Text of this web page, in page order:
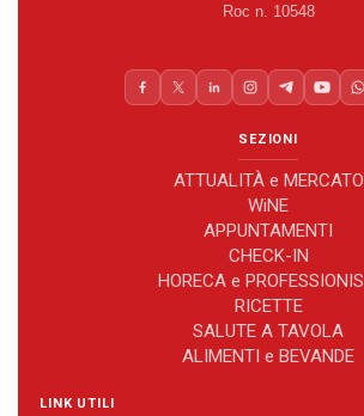
Roc n. 10548
SEZIONI
ATTUALITÀ e MERCATO
WiNE
APPUNTAMENTI
CHECK-IN
HORECA e
RICETTE
SALUTE A TAVOLA
ALIMENTI e BEVANDE
LINK UTILI